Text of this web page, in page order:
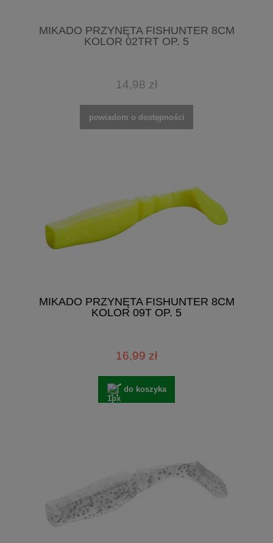
MIKADO PRZYNĘTA FISHUNTER 8CM
KOLOR 02TRT OP. 5
14,98 zł
powiadom o dostępności
MIKADO PRZYNĘTA FISHUNTER 8CM
KOLOR 09T OP. 5
16,99 zł
do koszyka